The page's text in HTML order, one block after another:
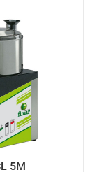
5M